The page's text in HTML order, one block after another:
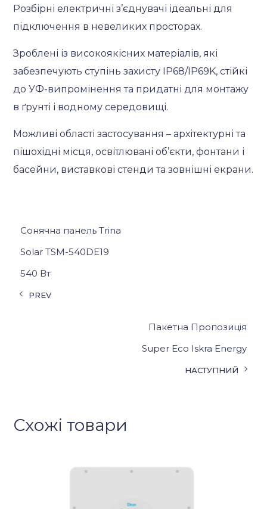
Розбірні електричні з’єднувачі ідеальні для
підключення в невеликих просторах.
Зроблені із високоякісних матеріалів, які
забезпечують ступінь захисту IP68/IP69K, стійкі
до УФ-випромінення та придатні для монтажу
в ґрунті і водному середовищі.
Можливі області застосування – архітектурні та
пішохідні місця, освітлювані об’єкти, фонтани і
басейни, виставкові стенди та зовнішні екрани.
Сонячна панель Trina
Solar TSM-540DE19
540 Вт
PREV
Пакетна Пропозиція
Super Eco Iskra Energy
НАСТУПНИЙ
Схожі товари